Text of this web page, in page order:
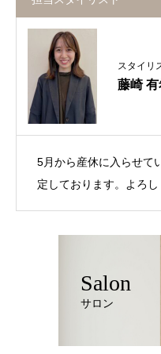
スタイリ
藤崎
5月から産休に入らせて
定しております。よろし
Salon
サロン